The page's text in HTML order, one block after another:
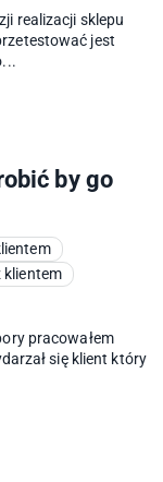
realizacji sklepu
jest
by go
klientem
pracowałem
się klient który